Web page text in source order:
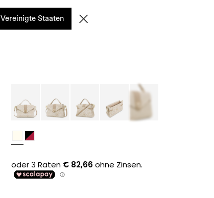
Vereinigte Staaten SUCHE